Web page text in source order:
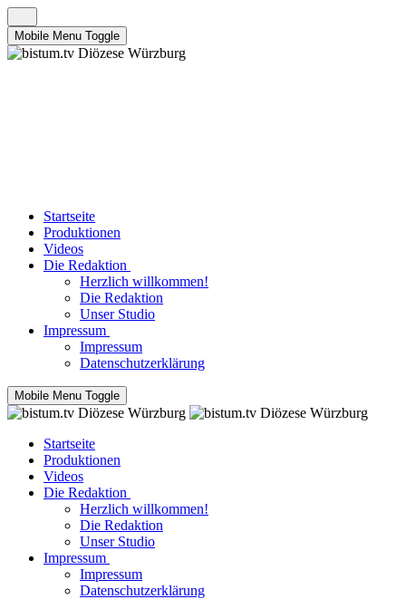
Mobile Menu Toggle
Startseite
Produktionen
Videos
Die Redaktion
Herzlich willkommen!
Die Redaktion
Unser Studio
Impressum
Impressum
Datenschutzerklärung
Mobile Menu Toggle
Startseite
Produktionen
Videos
Die Redaktion
Herzlich willkommen!
Die Redaktion
Unser Studio
Impressum
Impressum
Datenschutzerklärung